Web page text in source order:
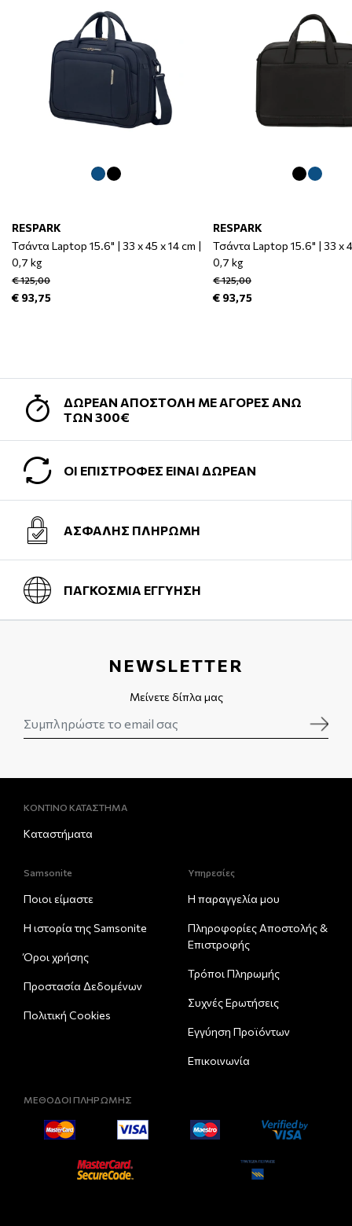
RESPARK
Τσάντα Laptop 15.6" | 33 x 45 x 14 cm |
0,7 kg
€ 125,00
€ 93,75
RESPARK
Τσάντα Laptop 15.6" | 33 x
0,7 kg
€ 125,00
€ 93,75
ΔΩΡΕΑΝ ΑΠΟΣΤΟΛΗ ΜΕ ΑΓΟΡΕΣ ΑΝΩ
ΤΩΝ 300€
ΟΙ ΕΠΙΣΤΡΟΦΕΣ ΕΙΝΑΙ ΔΩΡΕΑΝ
ΑΣΦΑΛΗΣ ΠΛΗΡΩΜΗ
ΠΑΓΚΟΣΜΙΑ ΕΓΓΥΗΣΗ
NEWSLETTER
Μείνετε δίπλα μας
ΚΟΝΤΙΝΟ ΚΑΤΑΣΤΗΜΑ
Καταστήματα
Samsonite
Ποιοι είμαστε
Η ιστορία της Samsonite
Όροι χρήσης
Προστασία Δεδομένων
Πολιτική Cookies
Υπηρεσίες
Η παραγγελία μου
Πληροφορίες Αποστολής &
Eπιστροφής
Τρόποι Πληρωμής
Συχνές Ερωτήσεις
Εγγύηση Προϊόντων
Επικοινωνία
ΜΕΘΟΔΟΙ ΠΛΗΡΩΜΗΣ